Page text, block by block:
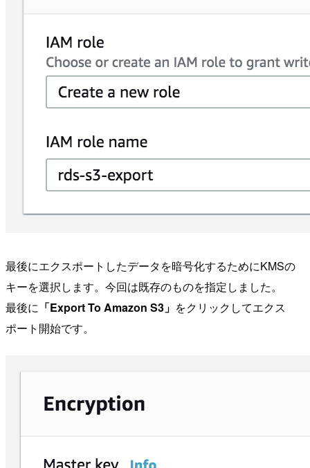
最後にエクスポートしたデータを暗号化するためにKMSの
キーを選択します。今回は既存のものを指定しました。
最後に 「Export To Amazon S3」 をクリックしてエクス
ポート開始です。